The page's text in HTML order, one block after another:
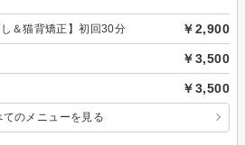
＆猫背矯正】初回30分 ￥2,900
￥3,500
￥3,500
てのメニューを見る